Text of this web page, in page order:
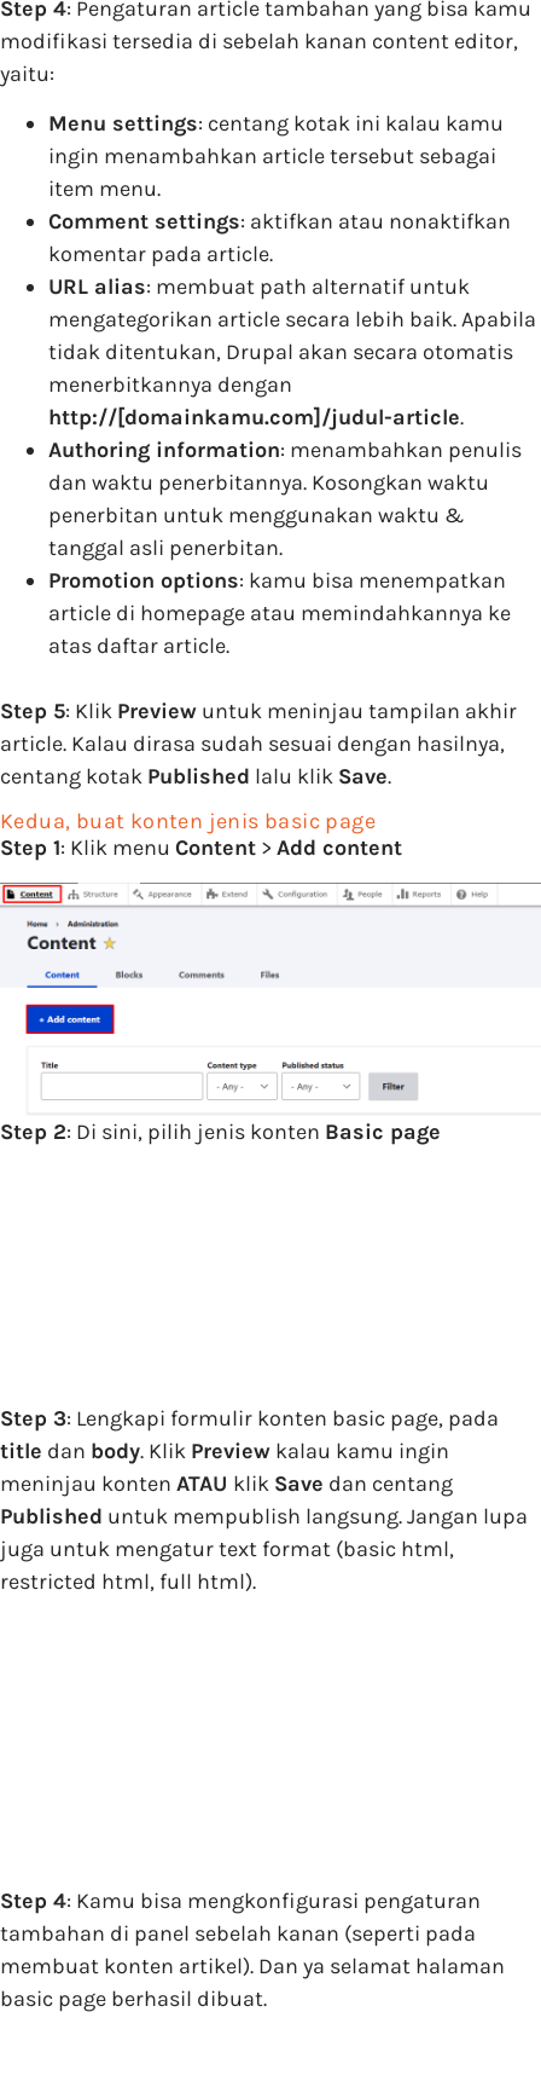
Step 4: Pengaturan article tambahan yang bisa kamu
modifikasi tersedia di sebelah kanan content editor,
yaitu:
Menu settings: centang kotak ini kalau kamu
ingin menambahkan article tersebut sebagai
item menu.
Comment settings: aktifkan atau nonaktifkan
komentar pada article.
URL alias: membuat path alternatif untuk
mengategorikan article secara lebih baik. Apabila
tidak ditentukan, Drupal akan secara otomatis
menerbitkannya dengan
http://[domainkamu.com]/judul-article.
Authoring information: menambahkan penulis
dan waktu penerbitannya. Kosongkan waktu
penerbitan untuk menggunakan waktu &
tanggal asli penerbitan.
Promotion options: kamu bisa menempatkan
article di homepage atau memindahkannya ke
atas daftar article.
Step 5: Klik Preview untuk meninjau tampilan akhir
article. Kalau dirasa sudah sesuai dengan hasilnya,
centang kotak Published lalu klik Save.
Kedua, buat konten jenis basic page
Step 1: Klik menu Content > Add content
Step 2: Di sini, pilih jenis konten Basic page
Step 3: Lengkapi formulir konten basic page, pada
title dan body. Klik Preview kalau kamu ingin
meninjau konten ATAU klik Save dan centang
Published untuk mempublish langsung. Jangan lupa
juga untuk mengatur text format (basic html,
restricted html, full html).
Step 4: Kamu bisa mengkonfigurasi pengaturan
tambahan di panel sebelah kanan (seperti pada
membuat konten artikel). Dan ya selamat halaman
basic page berhasil dibuat.